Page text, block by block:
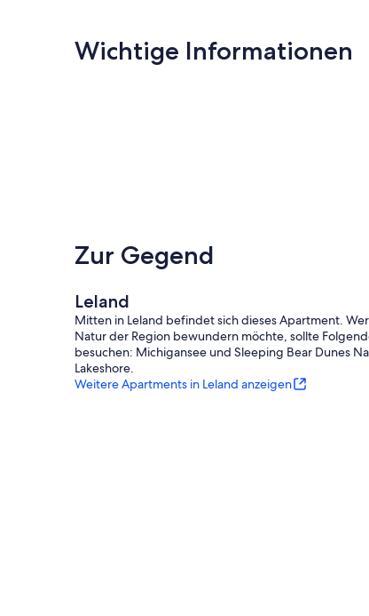
Wichtige Informationen
Zur Gegend
Leland
Mitten in Leland befindet sich dieses Apartment.
Natur der Region bewundern möchte, sollte
besuchen: Michigansee und Sleeping Bear Dunes
Lakeshore.
Weitere Apartments in Leland anzeigen